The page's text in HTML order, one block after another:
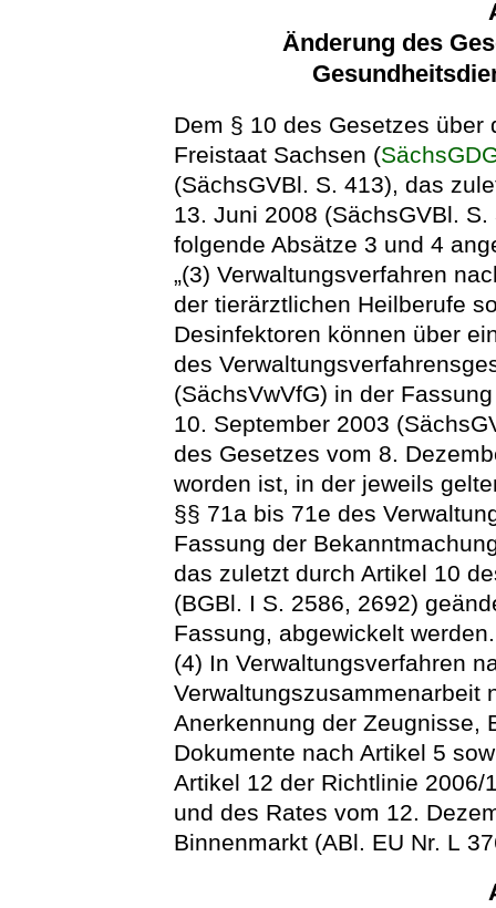
Änderung des
Dem § 10 des Gesetzes
Freistaat Sachsen (
(SächsGVBl. S. 413), das
13. Juni 2008 (SächsGVBl.
folgende Absätze 3 und 4
„(3) Verwaltungsverfahren
der tierärztlichen Heilberufe
Desinfektoren können über
des
(SächsVwVfG) in der
10. September 2003
des Gesetzes vom 8.
worden ist, in der jeweils
§§ 71a bis 71e des
Fassung der
das zuletzt durch Artikel 10
(BGBl. I S. 2586, 2692)
Fassung, abgewickelt
(4) In Verwaltungsverfahren
Verwaltungszusammenarbeit
Anerkennung der Zeugnisse,
Dokumente nach Artikel 5
Artikel 12 der Richtlinie
und des Rates vom 12.
Binnenmarkt (ABl. EU Nr. L